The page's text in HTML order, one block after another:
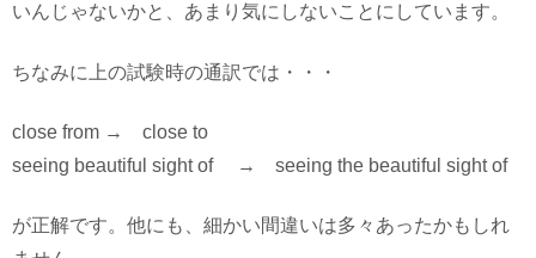
いんじゃないかと、あまり気にしないことにしています。
ちなみに上の試験時の通訳では・・・
close from → close to
seeing beautiful sight of → seeing the beautiful sight of
が正解です。他にも、細かい間違いは多々あったかもしれ